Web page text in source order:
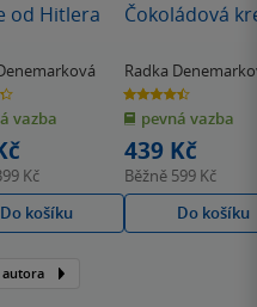
od Hitlera
vazba
Kč
Do košíku
Čokoládová
Radka
4.5
z
5
hvězdiček
pevná vazba
439 Kč
Běžně 599 Kč
Do košíku
autora